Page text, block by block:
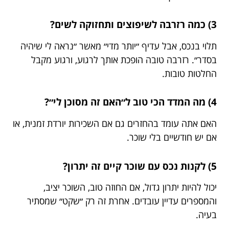
3) כמה רזרבה לשיפוצים ותחזוקה לשים?
תלוי בנכס, אבל עדיף ״יותר מדי״ מאשר ״נראה לי שיהיה
בסדר״. רזרבה טובה הופכת אותך לרגוע, ורגוע מקבל
החלטות טובות.
4) מה המדד הכי טוב ל״האם זה מסוכן לי״?
האם אתה עומד בהחזרים גם אם השכירות יורדת זמנית, או
אם יש חודשיים בלי שוכר.
5) לקנות נכס עם שוכר קיים זה יתרון?
יכול להיות יתרון גדול, אם החוזה טוב, השוכר יציב,
והמספרים עדיין עובדים. אחרת זה רק ״שקט״ שמסתיר
בעיה.